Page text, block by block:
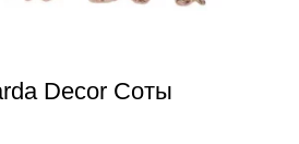
Decor Соты